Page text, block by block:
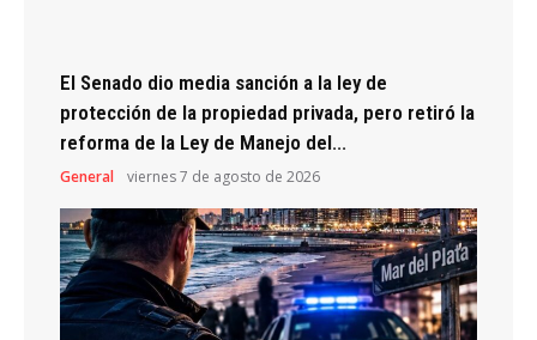
El Senado dio media sanción a la ley de
protección de la propiedad privada, pero retiró la
reforma de la Ley de Manejo del...
General viernes 7 de agosto de 2026